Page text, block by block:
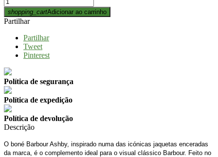
shopping_cartAdicionar ao carrinho
Partilhar
Partilhar
Tweet
Pinterest
Política de segurança
Política de expedição
Política de devolução
Descrição
O boné Barbour Ashby, inspirado numa das icónicas jaquetas enceradas
da marca, é o complemento ideal para o visual clássico Barbour. Feito no